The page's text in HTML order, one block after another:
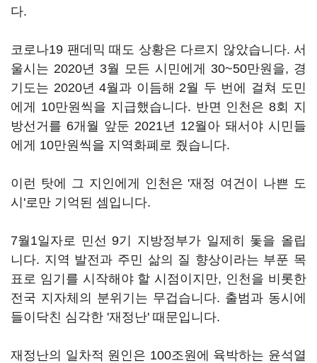
다.
코로나19 팬데믹 때도 상황은 다르지 않았습니다. 서
울시는 2020년 3월 모든 시민에게 30~50만원을, 경
기도는 2020년 4월과 이듬해 2월 두 번에 걸쳐 도민
에게 10만원씩을 지급했습니다. 반면 인천은 8회 지
방선거를 6개월 앞둔 2021년 12월아 돼서야 시민들
에게 10만원씩을 지역화폐로 줬습니다.
이런 탓에 그 지인에게 인천은 '재정 여건이 나쁜 도
시'로만 기억된 셈입니다.
7월1일자로 민선 9기 지방정부가 일제히 돛을 올립
니다. 지역 발전과 주민 삶의 질 향상이라는 부푼 목
표로 임기를 시작해야 할 시점이지만, 인천을 비롯한
전국 지자체의 분위기는 무겁습니다. 출범과 동시에
들이닥친 심각한 '재정난' 때문입니다.
재정난의 일차적 원인은 100조원에 육박하는 윤석열